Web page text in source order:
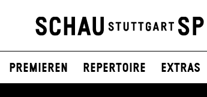
Premieren Repertoire Extras